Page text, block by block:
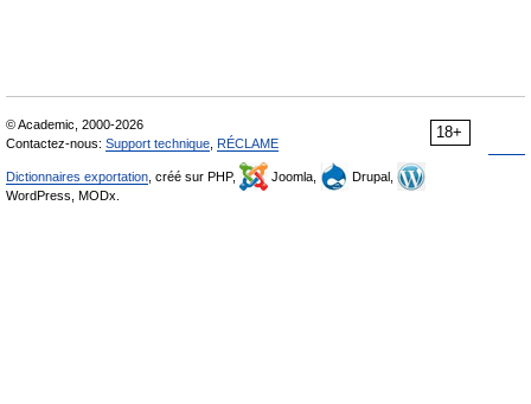
18+
© Academic, 2000-2026
Contactez-nous: Support technique RÉCLAME
Dictionnaires exportation , créé sur PHP, Joomla,
Drupal,
WordPress, MODx.